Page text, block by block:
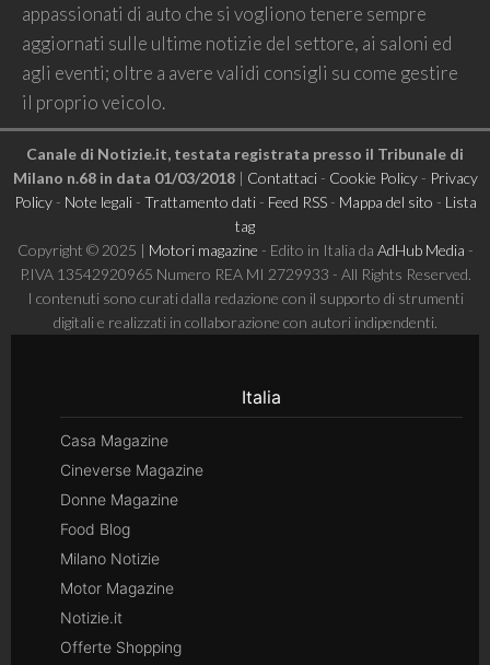
appassionati di auto che si vogliono tenere sempre
aggiornati sulle ultime notizie del settore, ai saloni ed
agli eventi; oltre a avere validi consigli su come gestire
il proprio veicolo.
Canale di Notizie.it, testata registrata presso il Tribunale di
Milano n.68 in data 01/03/2018| Contattaci- Cookie Policy- Privacy
Policy- Note legali- Trattamento dati- Feed RSS- Mappa del sito - Lista
tag
Copyright © 2025 | Motori magazine - Edito in Italia da AdHub Media -
P.IVA 13542920965 Numero REA MI 2729933 - All Rights Reserved.
I contenuti sono curati dalla redazione con il supporto di strumenti
digitali e realizzati in collaborazione con autori indipendenti.
Italia
Casa Magazine
Cineverse Magazine
Donne Magazine
Food Blog
Milano Notizie
Motor Magazine
Notizie.it
Offerte Shopping